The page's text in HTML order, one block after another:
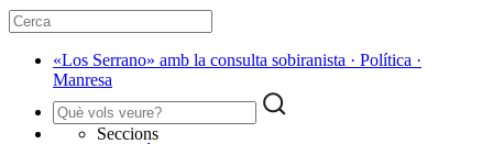
«Los Serrano» amb la consulta sobiranista · Política ·
Manresa
Seccions